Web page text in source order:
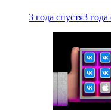
3 года спустя3 года